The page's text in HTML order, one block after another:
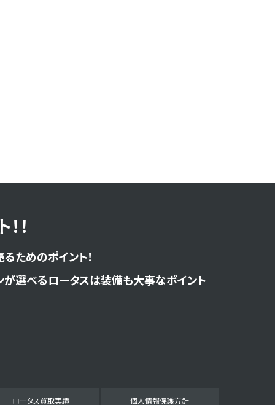
！
ためのポイント！
が選べるロータスは装備も大事なポイント
ロータス買取実績 個人情報保護方針